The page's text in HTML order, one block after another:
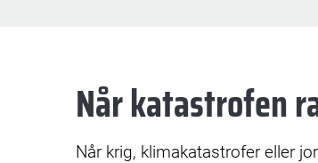
Når katastrofen
Når krig, klimakatastrofer eller